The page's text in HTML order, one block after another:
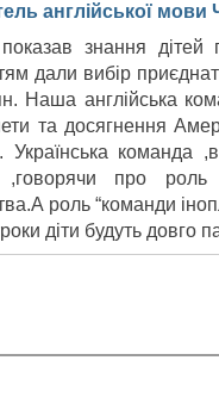
англійської мови
знання
дали вибір
Наша англійська
та досягнення
Українська команда
,говорячи про
роль “команди
діти будуть довго